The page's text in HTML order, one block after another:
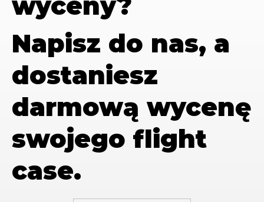
wyceny?
Napisz do nas, a
dostaniesz
darmową wycenę
swojego flight
case.